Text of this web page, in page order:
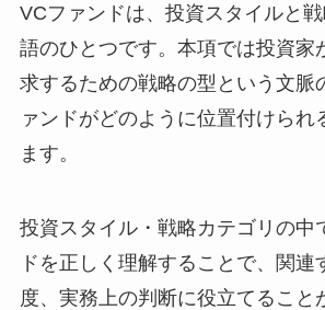
VCファンドは、投資スタイルと
語のひとつです。本項では投資家
求するための戦略の型という文脈
ァンドがどのように位置付けられ
ます。
投資スタイル・戦略カテゴリの中
ドを正しく理解することで、関連
度、実務上の判断に役立てること